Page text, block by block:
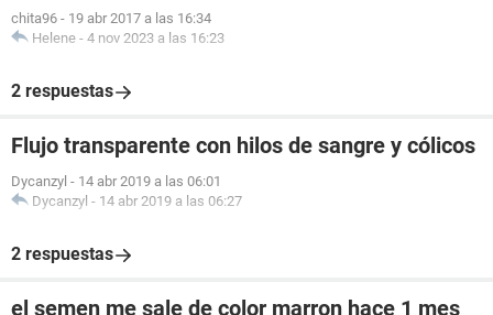
chita96 - 19 abr 2017 a las 16:34
Helene - 4 nov 2023 a las 16:23
2 respuestas
Flujo transparente con hilos de sangre y cólicos
Dycanzyl - 14 abr 2019 a las 06:01
Dycanzyl - 14 abr 2019 a las 06:27
2 respuestas
el semen me sale de color marron hace 1 mes